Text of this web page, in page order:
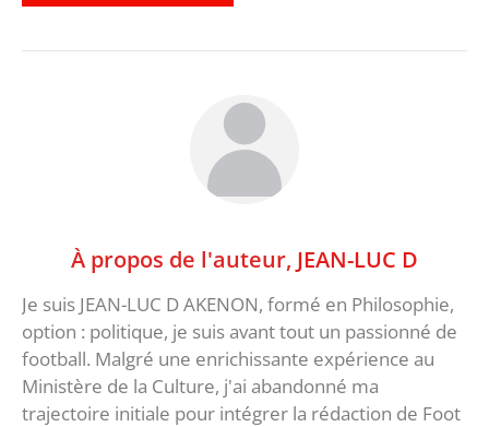
À propos de l'auteur, JEAN-LUC D
Je suis JEAN-LUC D AKENON, formé en Philosophie,
option : politique, je suis avant tout un passionné de
football. Malgré une enrichissante expérience au
Ministère de la Culture, j'ai abandonné ma
trajectoire initiale pour intégrer la rédaction de Foot